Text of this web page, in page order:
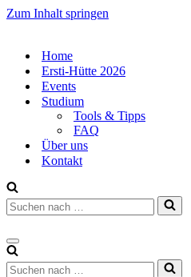
Zum Inhalt springen
Home
Ersti-Hütte 2026
Events
Studium
Tools & Tipps
FAQ
Über uns
Kontakt
Suchen
nach …
Navigations-
Menü
Suchen